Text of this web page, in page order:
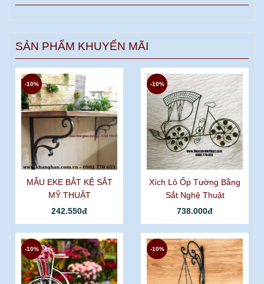
SẢN PHẨM KHUYẾN MÃI
MẪU EKE BẮT KỆ SẮT
MỸ THUẬT
242.550đ
-10%
Xích Lô Ốp Tường Bằng
Sắt Nghệ Thuật
738.000đ
-10%
-10% -10%